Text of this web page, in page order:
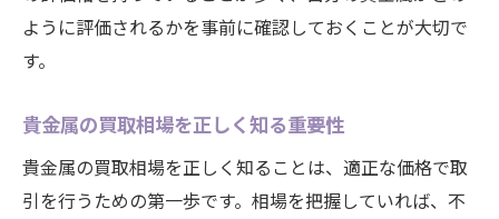
ように評価されるかを事前に確認しておくことが大切で
す。
貴金属の買取相場を正しく知る重要性
貴金属の買取相場を正しく知ることは、適正な価格で取
引を行うための第一歩です。相場を把握していれば、不